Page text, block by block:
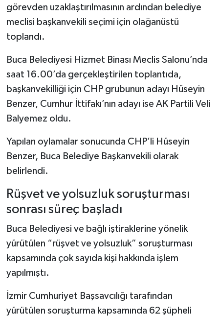
görevden uzaklaştırılmasının ardından belediye
meclisi başkanvekili seçimi için olağanüstü
toplandı.
Buca Belediyesi Hizmet Binası Meclis Salonu’nda
saat 16.00’da gerçekleştirilen toplantıda,
başkanvekilliği için CHP grubunun adayı Hüseyin
Benzer, Cumhur İttifakı’nın adayı ise AK Partili Veli
Balyemez oldu.
Yapılan oylamalar sonucunda CHP’li Hüseyin
Benzer, Buca Belediye Başkanvekili olarak
belirlendi.
Rüşvet ve yolsuzluk soruşturması
sonrası süreç başladı
Buca Belediyesi ve bağlı iştiraklerine yönelik
yürütülen “rüşvet ve yolsuzluk” soruşturması
kapsamında çok sayıda kişi hakkında işlem
yapılmıştı.
İzmir Cumhuriyet Başsavcılığı tarafından
yürütülen soruşturma kapsamında 62 şüpheli